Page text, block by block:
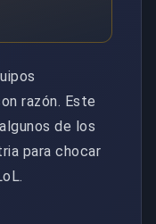
razón. Este
de los
para chocar